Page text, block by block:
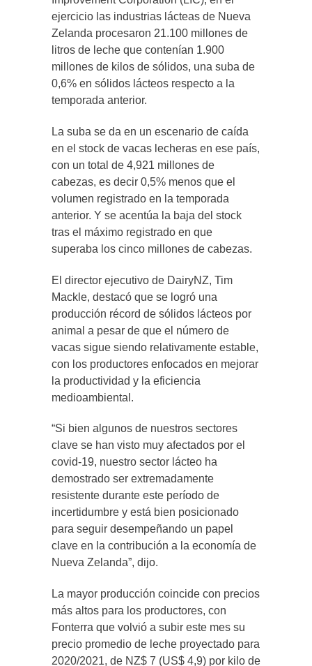
ejercicio las industrias lácteas de Nueva
Zelanda procesaron 21.100 millones de
litros de leche que contenían 1.900
millones de kilos de sólidos, una suba de
0,6% en sólidos lácteos respecto a la
temporada anterior.
La suba se da en un escenario de caída
en el stock de vacas lecheras en ese país,
con un total de 4,921 millones de
cabezas, es decir 0,5% menos que el
volumen registrado en la temporada
anterior. Y se acentúa la baja del stock
tras el máximo registrado en que
superaba los cinco millones de cabezas.
El director ejecutivo de DairyNZ, Tim
Mackle, destacó que se logró una
producción récord de sólidos lácteos por
animal a pesar de que el número de
vacas sigue siendo relativamente estable,
con los productores enfocados en mejorar
la productividad y la eficiencia
medioambiental.
“Si bien algunos de nuestros sectores
clave se han visto muy afectados por el
covid-19, nuestro sector lácteo ha
demostrado ser extremadamente
resistente durante este período de
incertidumbre y está bien posicionado
para seguir desempeñando un papel
clave en la contribución a la economía de
Nueva Zelanda”, dijo.
La mayor producción coincide con precios
más altos para los productores, con
Fonterra que volvió a subir este mes su
precio promedio de leche proyectado para
2020/2021, de NZ$ 7 (US$ 4,9) por kilo de